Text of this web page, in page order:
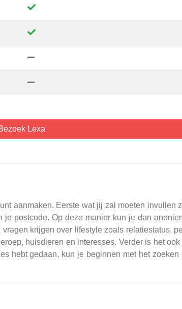
Lexa
aanmaken. Eerste wat jij zal moeten invullen
postcode. Op deze manier kun je dan
krijgen over lifestyle zoals relatiestatus,
huisdieren en interesses. Verder is het
hebt gedaan, kun je beginnen met het zoeken